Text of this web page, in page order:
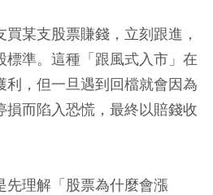
某支股票賺錢，立刻跟進，
標準。這種「跟風式入市」在
利，但一旦遇到回檔就會因為
損而陷入恐慌，最終以賠錢收
先理解「股票為什麼會漲